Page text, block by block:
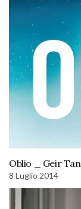
Oblio _ Geir
8 Luglio 2014